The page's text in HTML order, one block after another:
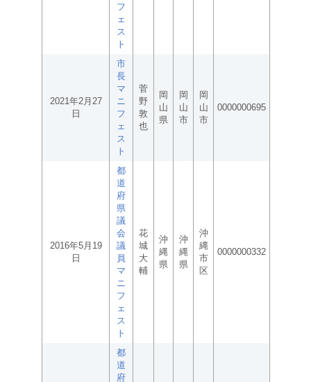
フ
ェ
ス
ト
2021年2月27
日
市
長
マ
ニ
フ
ェ
ス
ト
菅
野
敦
也
岡
山
県
岡
山
市
岡
山
市
0000000695
2016年5月19
日
都
道
府
県
議
会
議
員
マ
ニ
フ
ェ
ス
ト
花
城
大
輔
沖
縄
県
沖
縄
県
沖
縄
市
区
0000000332
都
道
府